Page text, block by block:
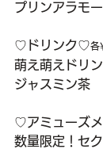
プリンアラモ
♡ドリンク♡各
萌え萌えドリ
ジャスミン茶
♡アミューズ
数量限定！セ